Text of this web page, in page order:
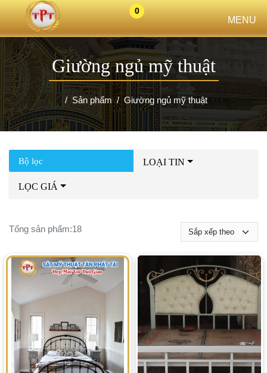
0
MENU
Giường ngủ mỹ thuật
Sản phẩm Giường ngủ mỹ thuật
Bộ lọc LOẠI TIN
LỌC GIÁ
Tổng sản phẩm:18